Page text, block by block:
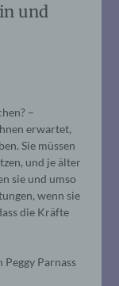
und
–
erwartet,
Sie müssen
und je älter
sie und umso
wenn sie
die Kräfte
Parnass